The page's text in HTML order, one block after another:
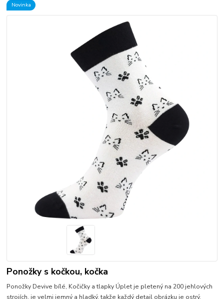
Novinka
Ponožky s kočkou, kočka
Ponožky Devive bílé, Kočičky a tlapky Úplet je pletený na 200 jehlových
strojích, je velmi jemný a hladký, takže každý detail obrázku je ostrý.